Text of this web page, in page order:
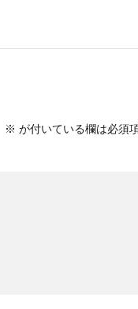
※ が付いている欄は必須